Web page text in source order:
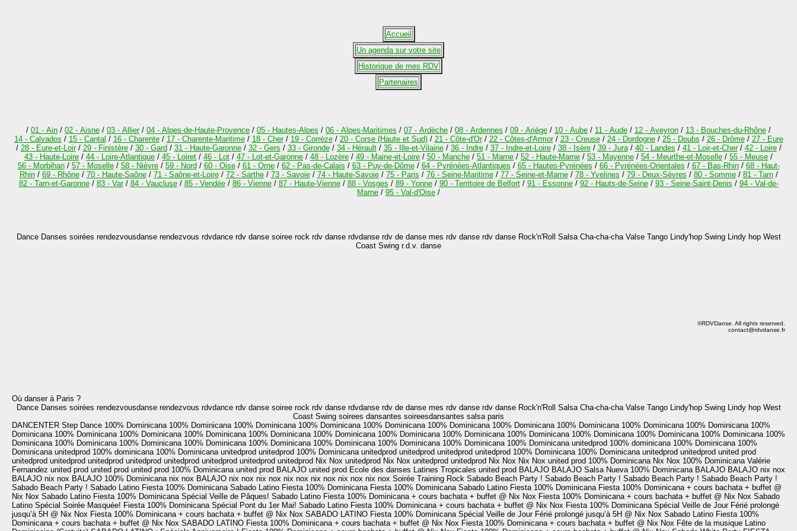
Accueil
Un agenda sur votre site
Historique de mes RDV
Partenaires
/ 01 - Ain / 02 - Aisne / 03 - Allier/ 04 - Alpes-de-Haute-Provence / 05 - Hautes-Alpes / 06 - Alpes-Maritimes / 07 - Ardèche / 08 - Ardennes / 09 - Ariège / 10 - Aube / 11 - Aude / 12 - Aveyron / 13 - Bouches-du-Rhône /
14 - Calvados / 15 - Cantal / 16 - Charente/ 17 - Charente-Maritime/ 18 - Cher/ 19 - Corrèze/ 20 - Corse (Haute et Sud)/ 21 - Côte-d'Or/ 22 - Côtes-d'Armor/ 23 - Creuse/ 24 - Dordogne/ 25 - Doubs / 26 - Drôme/ 27 - Eure
/ 28 - Eure-et-Loir/ 29 - Finistère/ 30 - Gard / 31 - Haute-Garonne/ 32 - Gers / 33 - Gironde/ 34 - Hérault/ 35 - Ille-et-Vilaine/ 36 - Indre/ 37 - Indre-et-Loire/ 38 - Isère/ 39 - Jura/ 40 - Landes / 41 - Loir-et-Cher/ 42 - Loire/
43 - Haute-Loire / 44 - Loire-Atlantique / 45 - Loiret / 46 - Lot / 47 - Lot-et-Garonne / 48 - Lozère / 49 - Maine-et-Loire / 50 - Manche / 51 - Marne / 52 - Haute-Marne / 53 - Mayenne / 54 - Meurthe-et-Moselle / 55 - Meuse /
56 - Morbihan/ 57 - Moselle/ 58 - Nièvre/ 59 - Nord / 60 - Oise/ 61 - Orne/ 62 - Pas-de-Calais / 63 - Puy-de-Dôme/ 64 - Pyrénées-Atlantiques / 65 - Hautes-Pyrénées / 66 - Pyrénées-Orientales / 67 - Bas-Rhin/ 68 - Haut-
Rhin/ 69 - Rhône/ 70 - Haute-Saône/ 71 - Saône-et-Loire/ 72 - Sarthe/ 73 - Savoie/ 74 - Haute-Savoie/ 75 - Paris / 76 - Seine-Maritime/ 77 - Seine-et-Marne/ 78 - Yvelines / 79 - Deux-Sèvres / 80 - Somme/ 81 - Tarn/
82 - Tarn-et-Garonne/ 83 - Var/ 84 - Vaucluse/ 85 - Vendée/ 86 - Vienne/ 87 - Haute-Vienne/ 88 - Vosges / 89 - Yonne/ 90 - Territoire de Belfort/ 91 - Essonne/ 92 - Hauts-de-Seine/ 93 - Seine-Saint-Denis / 94 - Val-de-
Marne / 95 - Val-d'Oise /
Dance Danses soirées rendezvousdanse rendezvous rdvdance rdv danse soiree rock rdv danse rdvdanse rdv de danse mes rdv danse rdv danse Rock'n'Roll Salsa Cha-cha-cha Valse Tango Lindy'hop Swing Lindy hop West
Coast Swing r.d.v. danse
©RDVDanse. All rights reserved.
contact@rdvdanse.fr
Où danser à Paris ?
Dance Danses soirées rendezvousdanse rendezvous rdvdance rdv danse soiree rock rdv danse rdvdanse rdv de danse mes rdv danse rdv danse Rock'n'Roll Salsa Cha-cha-cha Valse Tango Lindy'hop Swing Lindy hop West
Coast Swing soirees dansantes soireesdansantes salsa paris
DANCENTER Step Dance 100% Dominicana 100% Dominicana 100% Dominicana 100% Dominicana 100% Dominicana 100% Dominicana 100% Dominicana 100% Dominicana 100% Dominicana 100% Dominicana 100%
Dominicana 100% Dominicana 100% Dominicana 100% Dominicana 100% Dominicana 100% Dominicana 100% Dominicana 100% Dominicana 100% Dominicana 100% Dominicana 100% Dominicana 100% Dominicana 100%
Dominicana 100% Dominicana 100% Dominicana 100% Dominicana 100% Dominicana 100% Dominicana 100% Dominicana 100% Dominicana 100% Dominicana unitedprod 100% dominicana 100% Dominicana 100%
Dominicana unitedprod 100% dominicana 100% Dominicana unitedprod unitedprod 100% Dominicana unitedprod unitedprod unitedprod unitedprod 100% Dominicana 100% Dominicana unitedprod unitedprod united prod
unitedprod unitedprod unitedprod unitedprod unitedprod unitedprod unitedprod unitedprod Nix Nox unitedprod Nix Nox unitedprod unitedprod Nix Nox Nix Nox united prod 100% Dominicana Nix Nox 100% Dominicana Valérie
Fernandez united prod united prod united prod 100% Dominicana united prod BALAJO united prod Ecole des danses Latines Tropicales united prod BALAJO BALAJO Salsa Nueva 100% Dominicana BALAJO BALAJO nix nox
BALAJO nix nox BALAJO 100% Dominicana nix nox BALAJO nix nox nix nox nix nox nix nox nix nox nix nox Soirée Training Rock Sabado Beach Party ! Sabado Beach Party ! Sabado Beach Party ! Sabado Beach Party !
Sabado Beach Party ! Sabado Latino Fiesta 100% Dominicana Sabado Latino Fiesta 100% Dominicana Fiesta 100% Dominicana Sabado Latino Fiesta 100% Dominicana Fiesta 100% Dominicana + cours bachata + buffet @
Nix Nox Sabado Latino Fiesta 100% Dominicana Spécial Veille de Pâques! Sabado Latino Fiesta 100% Dominicana + cours bachata + buffet @ Nix Nox Fiesta 100% Dominicana + cours bachata + buffet @ Nix Nox Sabado
Latino Spécial Soirée Masquée! Fiesta 100% Dominicana Spécial Pont du 1er Mai! Sabado Latino Fiesta 100% Dominicana + cours bachata + buffet @ Nix Nox Fiesta 100% Dominicana Spécial Veille de Jour Férié prolongé
jusqu’à 5H @ Nix Nox Fiesta 100% Dominicana + cours bachata + buffet @ Nix Nox SABADO LATINO Fiesta 100% Dominicana Spécial Veille de Jour Férié prolongé jusqu’à 5H @ Nix Nox Sabado Latino Fiesta 100%
Dominicana + cours bachata + buffet @ Nix Nox SABADO LATINO Fiesta 100% Dominicana + cours bachata + buffet @ Nix Nox Fiesta 100% Dominicana + cours bachata + buffet @ Nix Nox Fête de la musique Latino